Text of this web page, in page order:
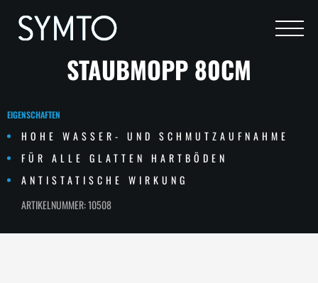
STAUBMOPP 80CM
EIGENSCHAFTEN
HOHE WASSER- UND SCHMUTZAUFNAHME
FÜR ALLE GLATTEN HARTBÖDEN
ANTISTATISCHE WIRKUNG
ARTIKELNUMMER:10508